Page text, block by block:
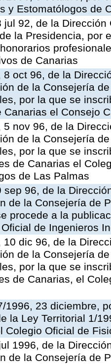
y Estomatólogos de
jul 92, de la
la Presidencia, por
de Canarias
8 oct 96, de la
de la Consejería
por la que se
Canarias el Consejo
5 nov 96, de la
de la Consejería
por la que se
de Canarias el
de Las Palmas
sep 96, de la
de la Consejería de
procede a la
de Ingenieros
10 dic 96, de la
de la Consejería
por la que se
de Canarias, el
1996, 23 diciembre,
la Ley Territorial 1/
Colegio Oficial de
1996, de la
de la Consejería de